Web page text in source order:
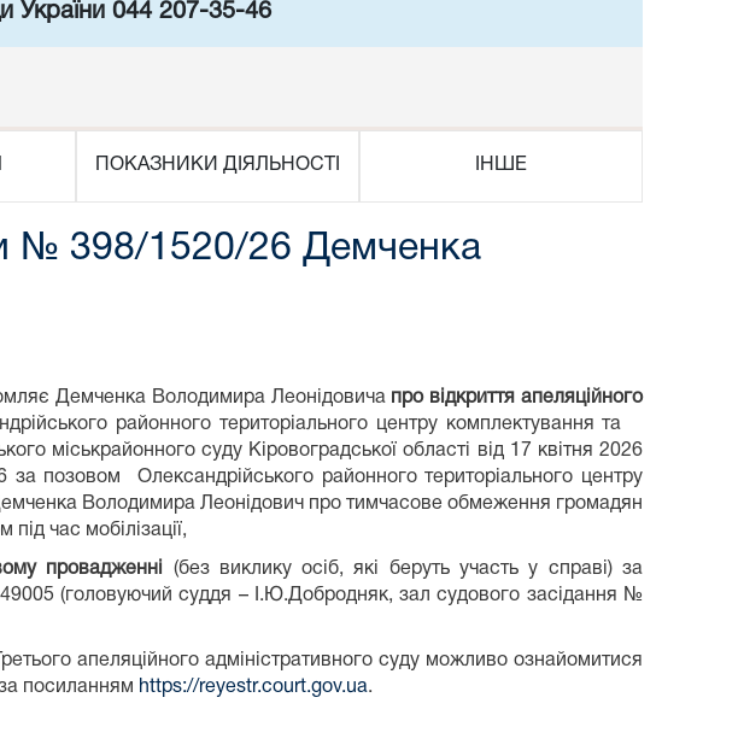
України 044 207-35-46
ПОКАЗНИКИ ДІЯЛЬНОСТІ ІНШЕ
№ 398/1520/26 Демченка
Демченка Володимира Леонідовича про відкриття апеляційного
районного територіального центру комплектування та
міськрайонного суду Кіровоградської області від 17 квітня 2026
позовом Олександрійського районного територіального центру
Володимира Леонідович про тимчасове обмеження громадян
час мобілізації,
провадженні (без виклику осіб, які беруть участь у справі) за
(головуючий суддя – І.Ю.Добродняк, зал судового засідання №
апеляційного адміністративного суду можливо ознайомитися
посиланням https://reyestr.court.gov.ua.